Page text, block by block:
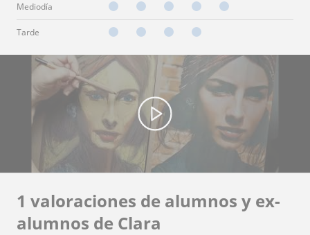
Mediodía
Tarde
1 valoraciones de alumnos y ex-
alumnos de Clara